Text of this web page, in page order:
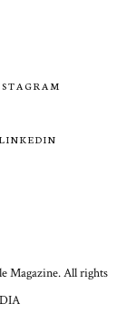
LINKEDIN
Magazine. All rights